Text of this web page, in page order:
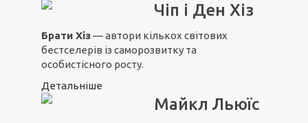
Чіп і Ден Хіз
Брати Хіз— автори кількох світових
бестселерів із саморозвитку та
особистісного росту.
Детальніше
Майкл Льюїс